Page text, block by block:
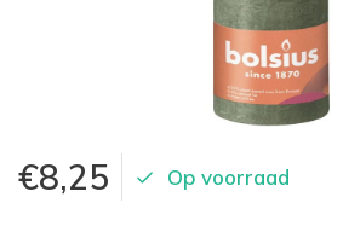
€8,25 Op voorraad